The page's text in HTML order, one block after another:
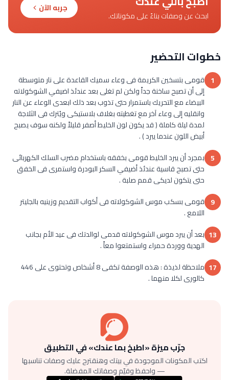
ابحث عن وصفات بناءً على مكوناتك.
جربه الآن
خطوات التحضير
1 قومى بتسخين الكريمة فى وعاء سميك القاعدة على نار متوسطة
إلى أن تصبح ساخنة جداً ولكن لم تغلى بعد عندئذ اضيفي الشوكولاته
البيضاء مع التحريك باستمرار حتى تذوب بعد ذلك ابعدى الوعاء عن النار
وانقليه إلى وعاء آخر مع تغطيته بغلاف بلاستيكى ويُترك فى الثلاجة
لمدة ليلة كاملة ( قد يكون لون الخليط أصفر قليلاً ولكنه سوف يصبح
أبيض اللون عندما يبرد ) .
5 بمجرد أن يبرد الخليط قومى بخفقه باستخدام مضرب السلك الكهربائى
حتى تصبح قاسية عندئذ أضيفي السكر البودرة واستمرى فى الخفق
حتى يتكون لديكى قمم صلبة .
9 قومى بسكب موس الشوكولاته فى أكواب التقديم وزينيه بالجليتر
اللامع .
13 بعد أن يبرد موس الشوكولاته قدمى لوالدتك فى عيد الأم بجانب
الهدية ووردة حمراء واستمتعوا معاً .
17
ملاحظة لذيذة : هذه الوصفة تكفى 8 أشخاص وتحتوى على 446
كالورى لكلا منهما .
جرّب ميزة «اطبخ بما عندك» في التطبيق
اكتب المكونات الموجودة في بيتك وهنقترح عليك وصفات تناسبها
— واحفظ وقيّم وصفاتك المفضلة.